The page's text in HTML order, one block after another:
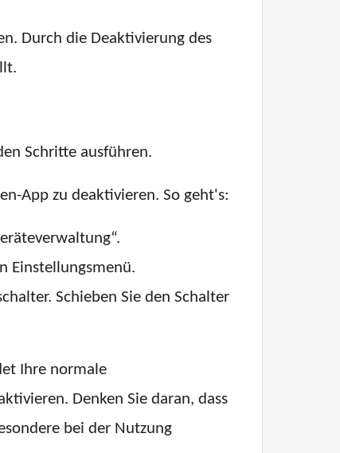
Durch die Deaktivierung des
Schritte ausführen.
App zu deaktivieren. So geht's:
Einstellungsmenü.
Schieben Sie den Schalter
Ihre normale
Denken Sie daran, dass
bei der Nutzung